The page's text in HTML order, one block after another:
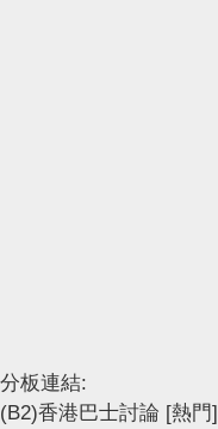
分板連結:
(B2)香港巴士討論 [熱門]